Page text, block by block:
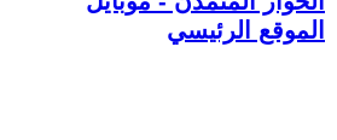
الموقع الرئيسي